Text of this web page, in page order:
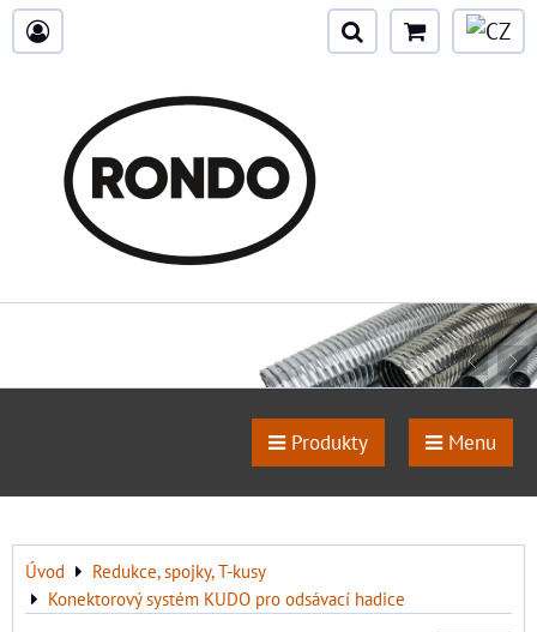
Produkty Menu
Úvod
Redukce, spojky, T-kusy
Konektorový systém KUDO pro odsávací hadice